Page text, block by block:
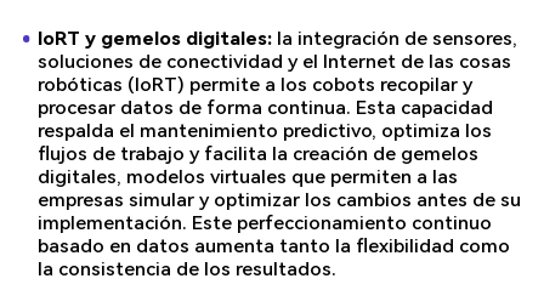
IoRT y gemelos digitales: la integración de sensores,
soluciones de conectividad y el Internet de las cosas
robóticas (IoRT) permite a los cobots recopilar y
procesar datos de forma continua. Esta capacidad
respalda el mantenimiento predictivo, optimiza los
flujos de trabajo y facilita la creación de gemelos
digitales, modelos virtuales que permiten a las
empresas simular y optimizar los cambios antes de su
implementación. Este perfeccionamiento continuo
basado en datos aumenta tanto la flexibilidad como
la consistencia de los resultados.